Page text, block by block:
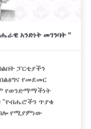
አንድነት መገንባት "
ፓርቲያችን
የመደመር
የወንድማማችነት
"የብሔሮችን ጥያቄ
የሚያምነው